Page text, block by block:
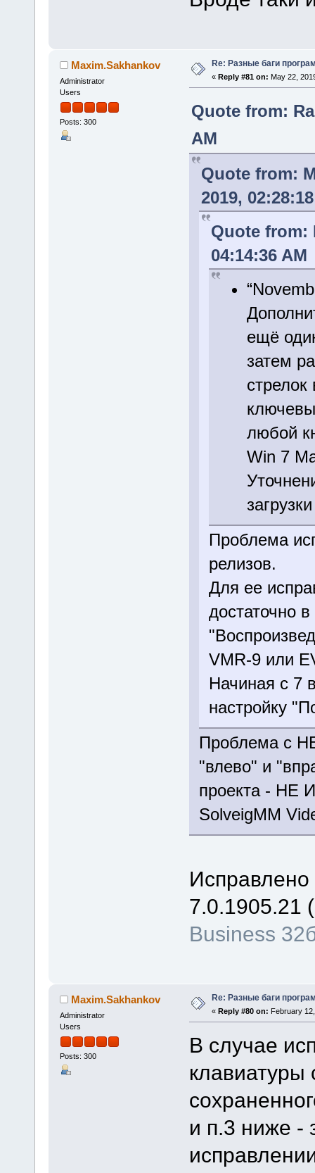
Maxim.Sakhankov
Administrator
Users
Posts: 300
Re: Разные баги
« Reply #81 on: May 22,
Quote from:
AM
Quote from:
2019,
Quote from:
04:14:36 AM
ещё
затем
любой
Win 7
Проблема
релизов.
Для ее
достаточно
VMR-9 или
Начиная с 7
настройку
Проблема с
"влево" и
проекта - НЕ
SolveigMM
Исправлено
7.0.1905.21 (
Business
Maxim.Sakhankov
Administrator
Users
Posts: 300
Re: Разные баги
« Reply #80 on: February
В случае
клавиатуры
и п.3 ниже -